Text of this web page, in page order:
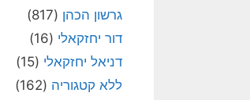
גרשון הכהן (817)
דור יחזקאלי (16)
דניאל יחזקאלי (15)
ללא קטגוריה (162)